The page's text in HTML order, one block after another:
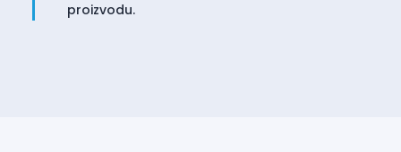
proizvodu.